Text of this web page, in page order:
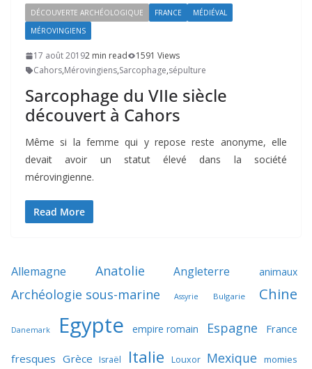
DÉCOUVERTE ARCHÉOLOGIQUE FRANCE
MÉDIÉVAL
MÉROVINGIENS
17 août 20192 min read
1591 Views
Cahors,Mérovingiens,Sarcophage,sépulture
Sarcophage du VIIe siècle
découvert à Cahors
Même si la femme qui y repose reste anonyme, elle
devait avoir un statut élevé dans la société
mérovingienne.
Read More
Allemagne Anatolie Angleterre animaux
Archéologie sous-marine Assyrie Bulgarie Chine
Danemark Egypte empire romain Espagne France
fresques Grèce Israël Italie Louxor Mexique momies